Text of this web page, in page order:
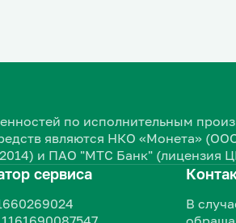
по исполнительным
являются НКО «Монета»
и ПАО "МТС Банк" (лицензия
сервиса
В